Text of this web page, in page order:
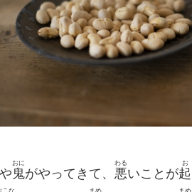
鬼
おに
がやってきて、 悪
わる
いことが起
お
こな まめ まめ